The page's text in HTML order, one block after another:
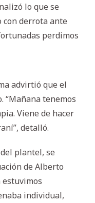
lo que se
derrota ante
perdimos
advirtió que el
“Mañana tenemos
Viene de hacer
detalló.
plantel, se
de Alberto
estuvimos
individual,